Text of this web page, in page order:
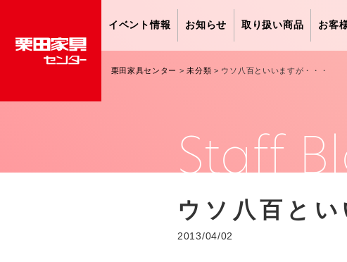
イベント情報 お知らせ 取り扱い商品 お客
栗田家具センター >未分類 > ウソ八百といいますが・・・
Staff
ウソ八百とい
2013/04/02